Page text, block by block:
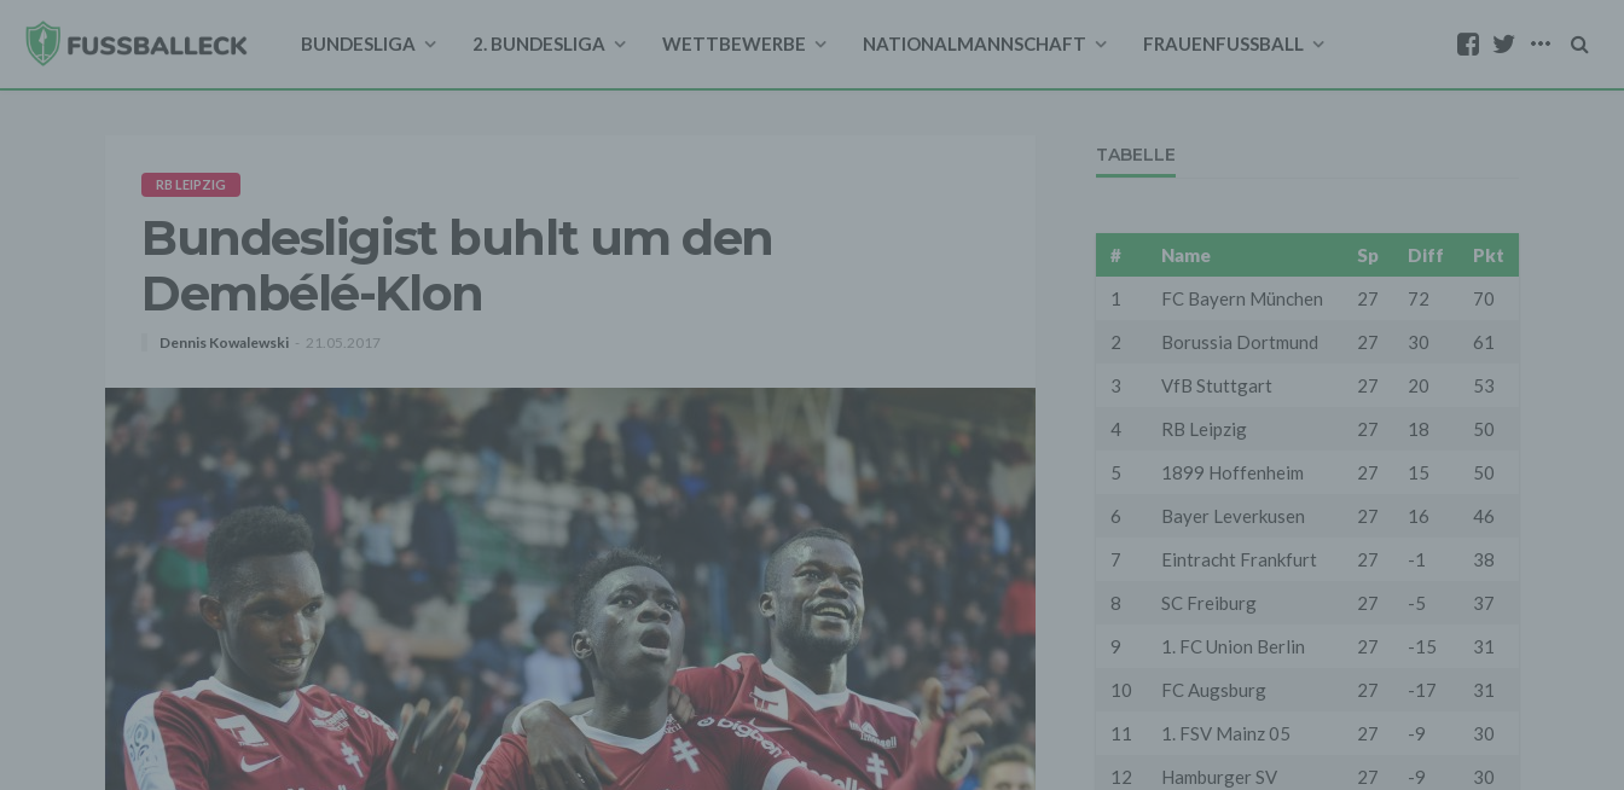
BUNDESLIGA 2. BUNDESLIGA WETTBEWERBE NATIONALMANNSCHAFT FRAUENFUSSBALL
RB LEIPZIG
Bundesligist buhlt um den
Dembélé-Klon
Dennis Kowalewski 21.05.2017
TABELLE
# Name Sp Diff
Pkt
1
FC Bayern München 27 72
70
2
Borussia Dortmund 27 30
61
3
VfB Stuttgart 27 20
53
4
RB Leipzig 27 18
50
5
1899 Hoffenheim 27 15
50
6
Bayer Leverkusen 27 16
46
7
Eintracht Frankfurt 27 -1
38
8
SC Freiburg 27 -5
37
9
1. FC Union Berlin 27 -15
31
10
FC Augsburg 27 -17
31
11
1. FSV Mainz 05 27 -9
30
12
Hamburger SV 27 -9
30